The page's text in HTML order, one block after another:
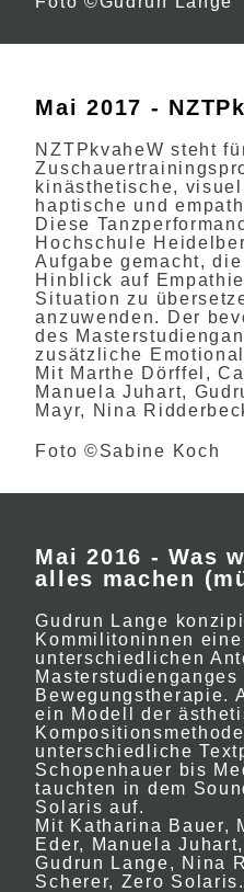
Mai 2017 -
NZTPkvaheW steht
kinästhetische,
haptische und
Diese
Hochschule
Aufgabe gemacht,
Hinblick auf
Situation zu
anzuwenden. Der
des
zusätzliche
Mit Marthe Dörffel,
Manuela Juhart,
Mayr, Nina
Foto ©Sabine Koch
Mai 2016 - Was
alles machen
Gudrun Lange
Kommilitoninnen
unterschiedlichen
Masterstudienganges
Bewegungstherapie.
ein Modell der
unterschiedliche
Schopenhauer bis
tauchten in dem
Solaris auf.
Mit Katharina Bauer,
Eder, Manuela
Gudrun Lange, Nina
Scherer, Zero Solaris.